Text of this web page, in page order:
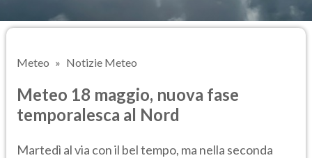
Meteo Notizie Meteo
Meteo 18 maggio, nuova fase
temporalesca al Nord
Martedì al via con il bel tempo, ma nella seconda